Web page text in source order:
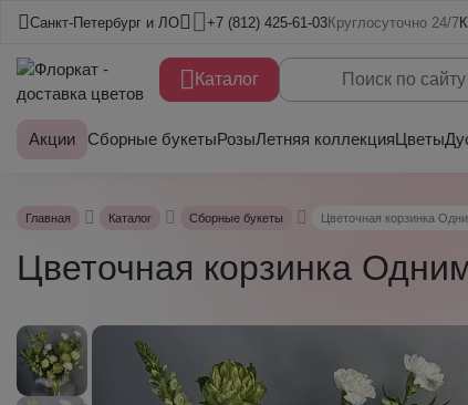
Санкт-Петербург и ЛО +7 (812) 425-61-03Круглосуточно 24/7
Каталог
Акции Сборные букетыРозыЛетняя коллекцияЦветы
Главная Каталог Сборные букеты Цветочная корзинка
Цветочная корзинка